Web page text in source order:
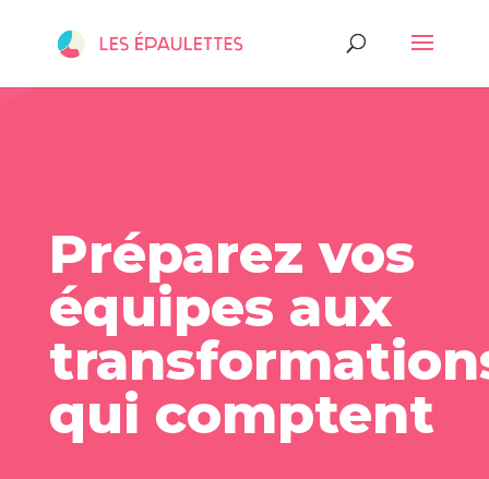
Préparez vos
équipes aux
qui comptent